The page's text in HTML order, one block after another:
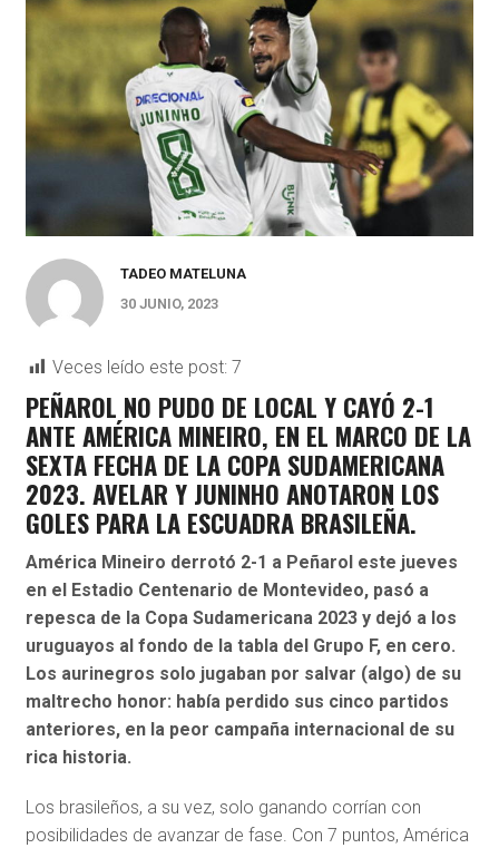
TADEO MATELUNA
30 JUNIO, 2023
Veces leído este post: 7
PEÑAROL NO PUDO DE LOCAL Y CAYÓ 2-1
ANTE AMÉRICA MINEIRO, EN EL MARCO DE LA
SEXTA FECHA DE LA COPA SUDAMERICANA
2023. AVELAR Y JUNINHO ANOTARON LOS
GOLES PARA LA ESCUADRA BRASILEÑA.
América Mineiro derrotó 2-1 a Peñarol este jueves
en el Estadio Centenario de Montevideo, pasó a
repesca de la Copa Sudamericana 2023y dejó a los
uruguayos al fondo de la tabla del Grupo F, en cero.
Los aurinegros solo jugaban por salvar (algo) de su
maltrecho honor: había perdido sus cinco partidos
anteriores, en la peor campaña internacional de su
rica historia.
Los brasileños, a su vez, solo ganando corrían con
posibilidades de avanzar de fase. Con 7 puntos, América